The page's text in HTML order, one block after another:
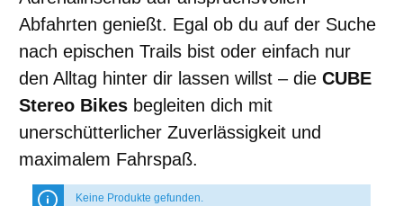
Abfahrten genießt. Egal ob du auf der Suche
nach epischen Trails bist oder einfach nur
den Alltag hinter dir lassen willst – die CUBE
Stereo Bikes begleiten dich mit
unerschütterlicher Zuverlässigkeit und
maximalem Fahrspaß.
Keine Produkte gefunden.